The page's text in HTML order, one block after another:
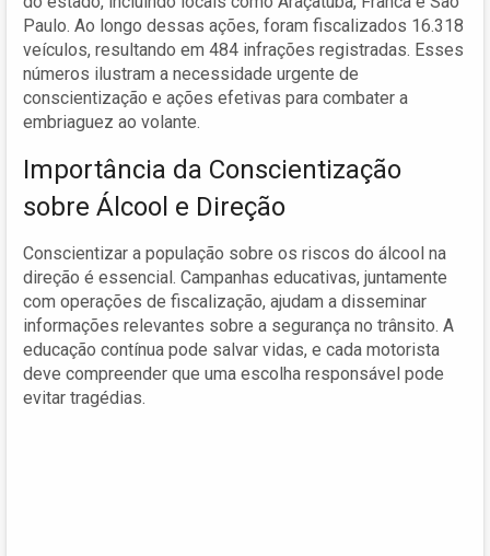
Paulo. Ao longo dessas ações, foram fiscalizados 16.318
veículos, resultando em 484 infrações registradas. Esses
números ilustram a necessidade urgente de
conscientização e ações efetivas para combater a
embriaguez ao volante.
Importância da Conscientização
sobre Álcool e Direção
Conscientizar a população sobre os riscos do álcool na
direção é essencial. Campanhas educativas, juntamente
com operações de fiscalização, ajudam a disseminar
informações relevantes sobre a segurança no trânsito. A
educação contínua pode salvar vidas, e cada motorista
deve compreender que uma escolha responsável pode
evitar tragédias.